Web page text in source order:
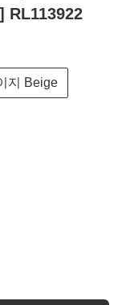
RL113922
지 Beige